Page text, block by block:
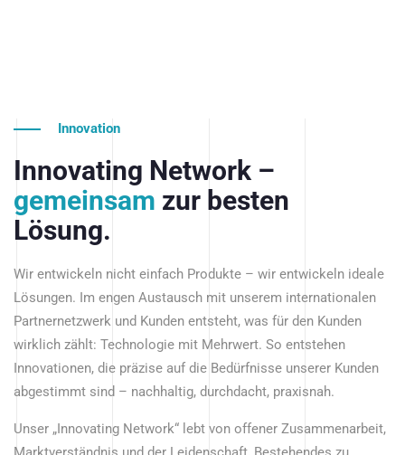
Innovation
Innovating Network –
gemeinsam zur besten
Lösung.
Wir entwickeln nicht einfach Produkte – wir entwickeln ideale
Lösungen. Im engen Austausch mit unserem internationalen
Partnernetzwerk und Kunden entsteht, was für den Kunden
wirklich zählt: Technologie mit Mehrwert. So entstehen
Innovationen, die präzise auf die Bedürfnisse unserer Kunden
abgestimmt sind – nachhaltig, durchdacht, praxisnah.
Unser „Innovating Network“ lebt von offener Zusammenarbeit,